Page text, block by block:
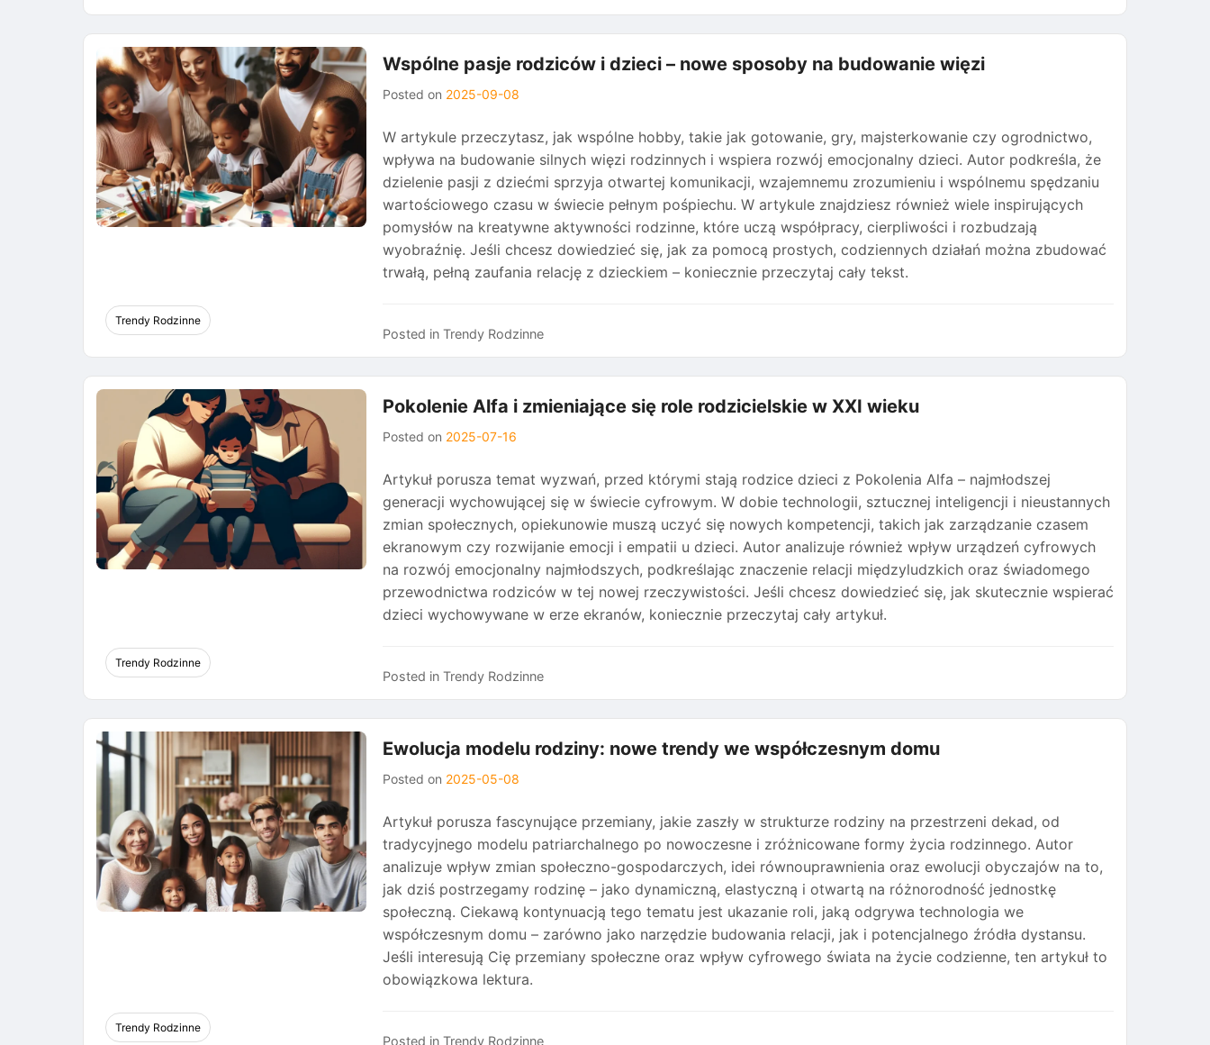
Trendy Rodzinne
Wspólne pasje rodziców i dzieci – nowe sposoby na budowanie więzi
Posted on 2025-09-08
W artykule przeczytasz, jak wspólne hobby, takie jak gotowanie, gry, majsterkowanie czy ogrodnictwo,
wpływa na budowanie silnych więzi rodzinnych i wspiera rozwój emocjonalny dzieci. Autor podkreśla, że
dzielenie pasji z dziećmi sprzyja otwartej komunikacji, wzajemnemu zrozumieniu i wspólnemu spędzaniu
wartościowego czasu w świecie pełnym pośpiechu. W artykule znajdziesz również wiele inspirujących
pomysłów na kreatywne aktywności rodzinne, które uczą współpracy, cierpliwości i rozbudzają
wyobraźnię. Jeśli chcesz dowiedzieć się, jak za pomocą prostych, codziennych działań można zbudować
trwałą, pełną zaufania relację z dzieckiem – koniecznie przeczytaj cały tekst.
Posted in Trendy Rodzinne
Trendy Rodzinne
Pokolenie Alfa i zmieniające się role rodzicielskie w XXI wieku
Posted on 2025-07-16
Artykuł porusza temat wyzwań, przed którymi stają rodzice dzieci z Pokolenia Alfa – najmłodszej
generacji wychowującej się w świecie cyfrowym. W dobie technologii, sztucznej inteligencji i nieustannych
zmian społecznych, opiekunowie muszą uczyć się nowych kompetencji, takich jak zarządzanie czasem
ekranowym czy rozwijanie emocji i empatii u dzieci. Autor analizuje również wpływ urządzeń cyfrowych
na rozwój emocjonalny najmłodszych, podkreślając znaczenie relacji międzyludzkich oraz świadomego
przewodnictwa rodziców w tej nowej rzeczywistości. Jeśli chcesz dowiedzieć się, jak skutecznie wspierać
dzieci wychowywane w erze ekranów, koniecznie przeczytaj cały artykuł.
Posted in Trendy Rodzinne
Trendy Rodzinne
Ewolucja modelu rodziny: nowe trendy we współczesnym domu
Posted on 2025-05-08
Artykuł porusza fascynujące przemiany, jakie zaszły w strukturze rodziny na przestrzeni dekad, od
tradycyjnego modelu patriarchalnego po nowoczesne i zróżnicowane formy życia rodzinnego. Autor
analizuje wpływ zmian społeczno-gospodarczych, idei równouprawnienia oraz ewolucji obyczajów na to,
jak dziś postrzegamy rodzinę – jako dynamiczną, elastyczną i otwartą na różnorodność jednostkę
społeczną. Ciekawą kontynuacją tego tematu jest ukazanie roli, jaką odgrywa technologia we
współczesnym domu – zarówno jako narzędzie budowania relacji, jak i potencjalnego źródła dystansu.
Jeśli interesują Cię przemiany społeczne oraz wpływ cyfrowego świata na życie codzienne, ten artykuł to
obowiązkowa lektura.
Posted in Trendy Rodzinne